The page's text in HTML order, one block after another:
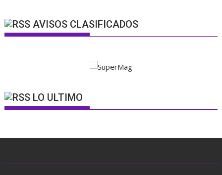
AVISOS CLASIFICADOS
LO ULTIMO